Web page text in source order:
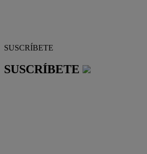
SUSCRÍBETE
SUSCRÍBETE